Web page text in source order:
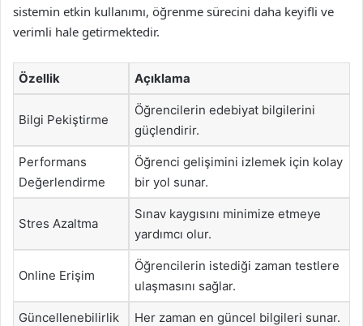
sistemin etkin kullanımı, öğrenme sürecini daha keyifli ve
verimli hale getirmektedir.
Özellik Açıklama
Bilgi Pekiştirme
Öğrencilerin edebiyat bilgilerini
güçlendirir.
Performans
Değerlendirme
Öğrenci gelişimini izlemek için kolay
bir yol sunar.
Stres Azaltma
Sınav kaygısını minimize etmeye
yardımcı olur.
Online Erişim
Öğrencilerin istediği zaman testlere
ulaşmasını sağlar.
Güncellenebilirlik Her zaman en güncel bilgileri sunar.